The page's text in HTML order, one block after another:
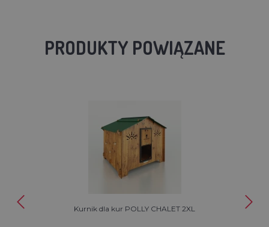
PRODUKTY POWIĄZANE
Kurnik dla kur POLLY CHALET 2XL